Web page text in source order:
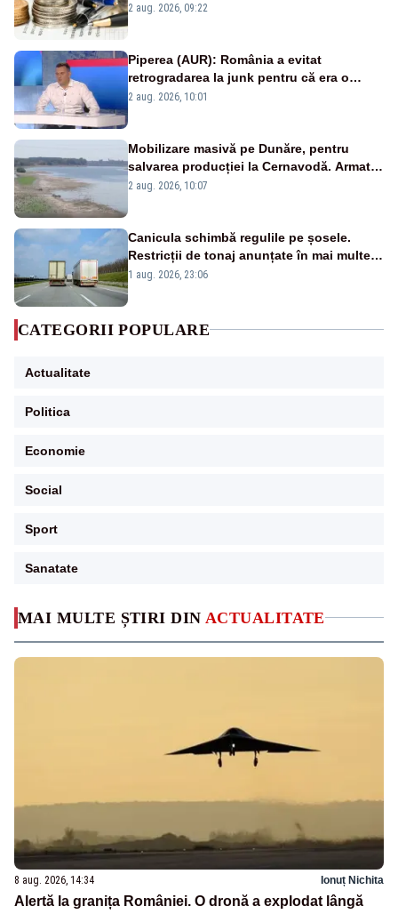
MAI MULTE ȘTIRI DIN ACTUALITATE
8 aug. 2026, 14:34 Ionuț Nichita
Alertă la granița României. O dronă a explodat lângă
viitoare?
2 aug. 2026, 09:22
Piperea (AUR): România a evitat
retrogradarea la junk pentru că era o
catastrofă pentru bănci și fondurile de
2 aug. 2026, 10:01
Mobilizare masivă pe Dunăre, pentru
salvarea producției la Cernavodă. Armata
va detona o stâncă și va devia apa
2 aug. 2026, 10:07
Canicula schimbă regulile pe șosele.
Restricții de tonaj anunțate în mai multe
județe
1 aug. 2026, 23:06
CATEGORII POPULARE
Actualitate
Politica
Economie
Social
Sport
Sanatate